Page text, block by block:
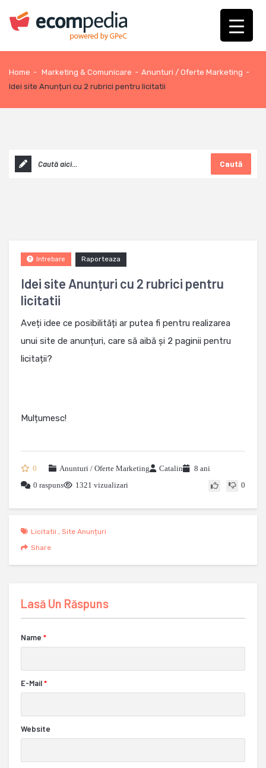
Home - Marketing & Comunicare - Anunturi / Oferte Marketing -
Idei site Anunțuri cu 2 rubrici pentru licitatii
Caută
Idei site Anunțuri cu 2 rubrici pentru
licitatii
Raporteaza
Intrebare
Aveți idee ce posibilități ar putea fi pentru realizarea
unui site de anunțuri, care să aibă și 2 paginii pentru
licitații?
Mulțumesc!
0 Anunturi / Oferte Marketing Catalin
8 ani
0 raspuns
1321 vizualizari 0
Licitatii , Site Anunțuri
Share
Lasă Un Răspuns
Name *
E-Mail*
Website